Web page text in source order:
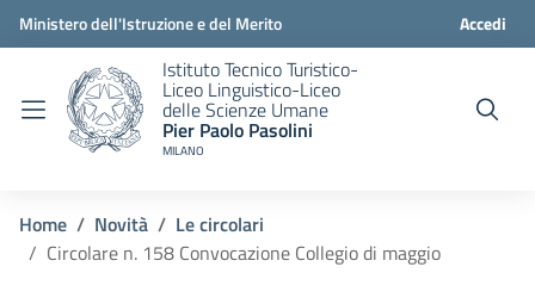
Ministero dell'Istruzione e del Merito Accedi
Istituto Tecnico Turistico-
Liceo Linguistico-Liceo
delle Scienze Umane
Pier Paolo Pasolini
MILANO
Home Novità
Le circolari
Circolare n. 158 Convocazione Collegio di maggio